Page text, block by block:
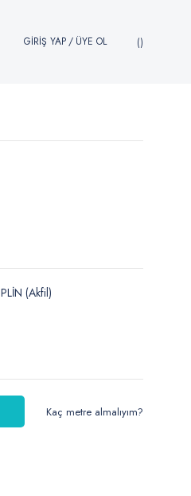
GİRİŞ YAP/ ÜYE OL
(Akfil)
Kaç metre almalıyım?